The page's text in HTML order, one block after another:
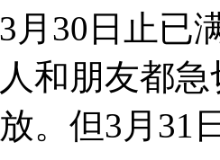
月30日止已
和朋友都
。但3月31